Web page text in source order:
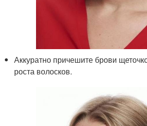
Аккуратно причешите брови
роста волосков.